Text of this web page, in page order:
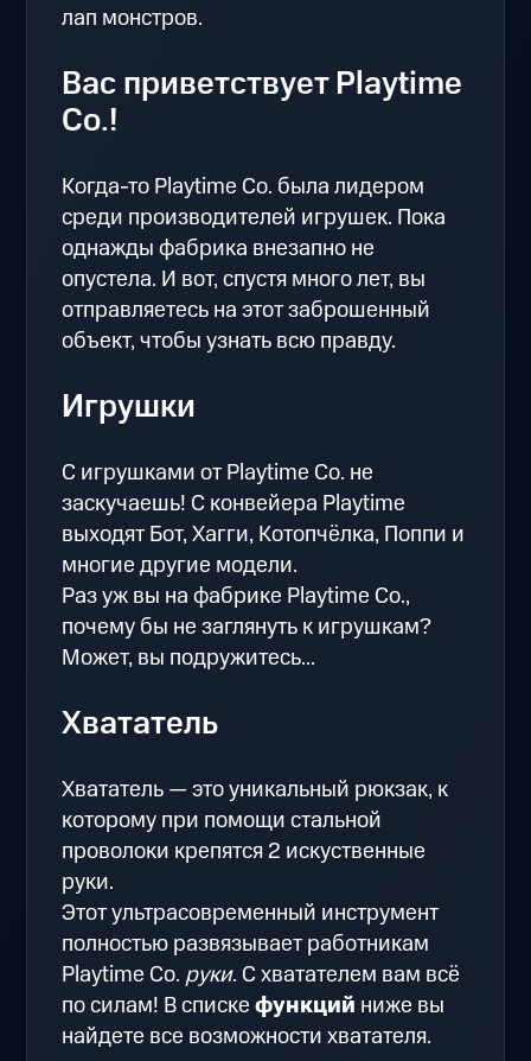
лап монстров.
Вас приветствует Playtime
Co.!
Когда-то Playtime Co. была лидером
среди производителей игрушек. Пока
однажды фабрика внезапно не
опустела. И вот, спустя много лет, вы
отправляетесь на этот заброшенный
объект, чтобы узнать всю правду.
Игрушки
С игрушками от Playtime Co. не
заскучаешь! С конвейера Playtime
выходят Бот, Хагги, Котопчёлка, Поппи и
многие другие модели.
Раз уж вы на фабрике Playtime Co.,
почему бы не заглянуть к игрушкам?
Может, вы подружитесь...
Хвататель
Хвататель — это уникальный рюкзак, к
которому при помощи стальной
проволоки крепятся 2 искуственные
руки.
Этот ультрасовременный инструмент
полностью развязывает работникам
Playtime Co. руки. С хватателем вам всё
по силам! В спискефункций ниже вы
найдете все возможности хватателя.